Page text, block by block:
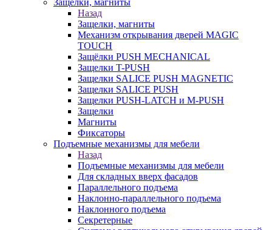
Защелки, магниты
Назад
Защелки, магниты
Механизм открывания дверей MAGIC
TOUCH
Защёлки PUSH MECHANICAL
Защелки T-PUSH
Защелки SALICE PUSH MAGNETIC
Защелки SALICE PUSH
Защелки PUSH-LATCH и M-PUSH
Защелки
Магниты
Фиксаторы
Подъемные механизмы для мебели
Назад
Подъемные механизмы для мебели
Для складных вверх фасадов
Параллельного подъема
Наклонно-параллельного подъема
Наклонного подъема
Секретерные